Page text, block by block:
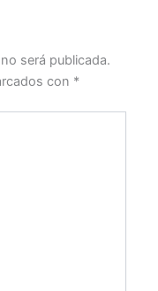
será publicada.
con *